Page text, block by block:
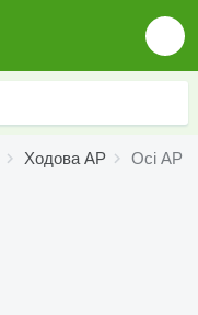
Ходова AP Осі AP